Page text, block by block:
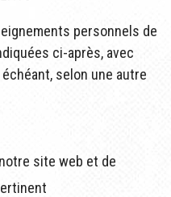
personnels de
ci-après, avec
selon une autre
site web et de